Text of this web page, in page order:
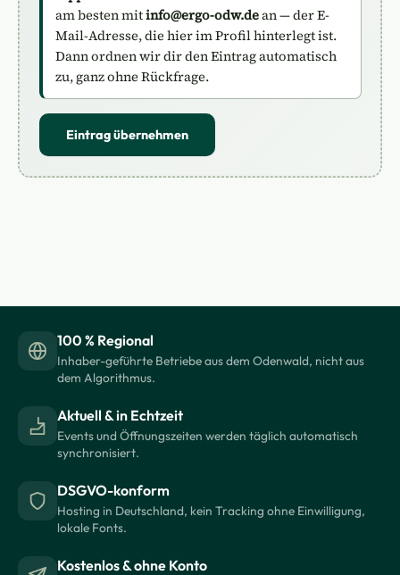
am besten mitinfo@ergo-odw.dean — der E-
Mail-Adresse, die hier im Profil hinterlegt ist.
Dann ordnen wir dir den Eintrag automatisch
zu, ganz ohne Rückfrage.
Eintrag übernehmen
100 % Regional
Inhaber-geführte Betriebe aus dem Odenwald, nicht aus
dem Algorithmus.
Aktuell & in Echtzeit
Events und Öffnungszeiten werden täglich automatisch
synchronisiert.
DSGVO-konform
Hosting in Deutschland, kein Tracking ohne Einwilligung,
lokale Fonts.
Kostenlos & ohne Konto